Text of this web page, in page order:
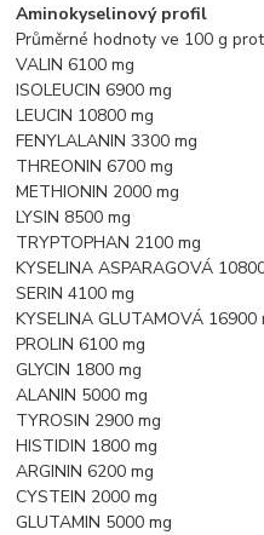
Aminokyselinový profil
Průměrné hodnoty ve 100 g
VALIN 6100 mg
ISOLEUCIN 6900 mg
LEUCIN 10800 mg
FENYLALANIN 3300 mg
THREONIN 6700 mg
METHIONIN 2000 mg
LYSIN 8500 mg
TRYPTOPHAN 2100 mg
KYSELINA ASPARAGOVÁ
SERIN 4100 mg
KYSELINA GLUTAMOVÁ 16900
PROLIN 6100 mg
GLYCIN 1800 mg
ALANIN 5000 mg
TYROSIN 2900 mg
HISTIDIN 1800 mg
ARGININ 6200 mg
CYSTEIN 2000 mg
GLUTAMIN 5000 mg